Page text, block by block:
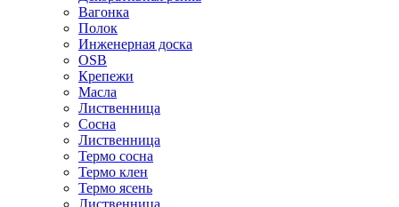
Вагонка
Полок
Инженерная доска
OSB
Крепежи
Масла
Лиственница
Сосна
Лиственница
Термо сосна
Термо клен
Термо ясень
Лиственница